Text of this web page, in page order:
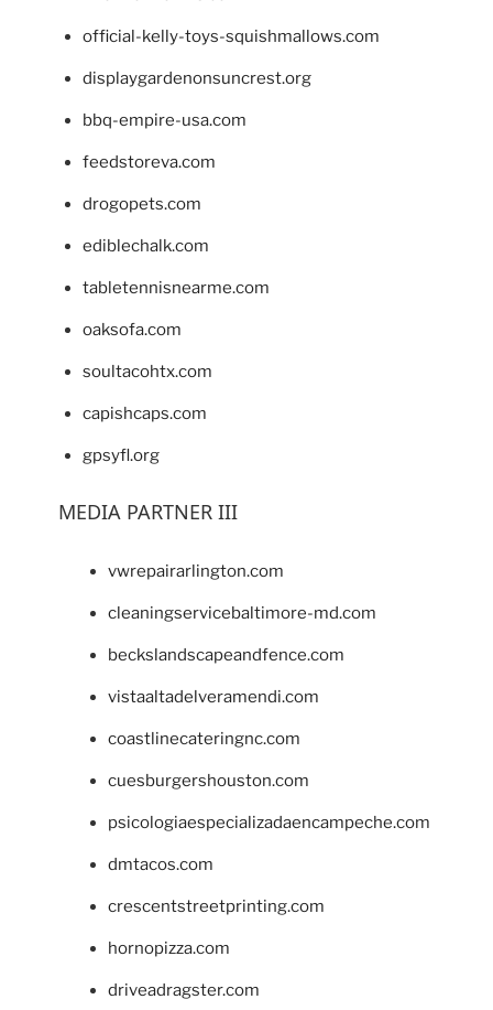
official-kelly-toys-squishmallows.com
displaygardenonsuncrest.org
bbq-empire-usa.com
feedstoreva.com
drogopets.com
ediblechalk.com
tabletennisnearme.com
oaksofa.com
soultacohtx.com
capishcaps.com
gpsyfl.org
MEDIA PARTNER III
vwrepairarlington.com
cleaningservicebaltimore-md.com
beckslandscapeandfence.com
vistaaltadelveramendi.com
coastlinecateringnc.com
cuesburgershouston.com
psicologiaespecializadaencampeche.com
dmtacos.com
crescentstreetprinting.com
hornopizza.com
driveadragster.com